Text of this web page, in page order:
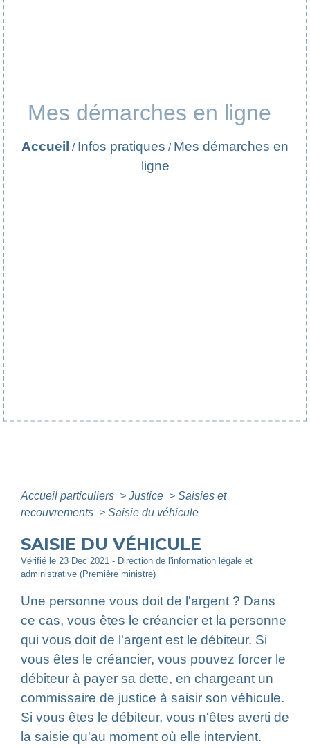
Mes démarches en ligne
Accueil / Infos pratiques / Mes démarches en
ligne
Accueil particuliers > Justice > Saisies et
recouvrements > Saisie du véhicule
SAISIE DU VÉHICULE
Vérifié le 23 Dec 2021 - Direction de l'information légale et
administrative (Première ministre)
Une personne vous doit de l'argent ? Dans
ce cas, vous êtes le créancier et la personne
qui vous doit de l'argent est le débiteur. Si
vous êtes le créancier, vous pouvez forcer le
débiteur à payer sa dette, en chargeant un
commissaire de justice à saisir son véhicule.
Si vous êtes le débiteur, vous n'êtes averti de
la saisie qu'au moment où elle intervient.